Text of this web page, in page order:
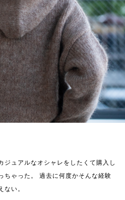
ジュアルなオシャレをしたくて購入し
ちゃった。 過去に何度かそんな経験
ない。